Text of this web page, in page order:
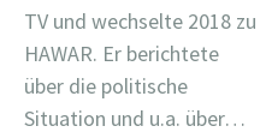
TV und wechselte 2018 zu
HAWAR. Er berichtete
über die politische
Situation und u.a. über…